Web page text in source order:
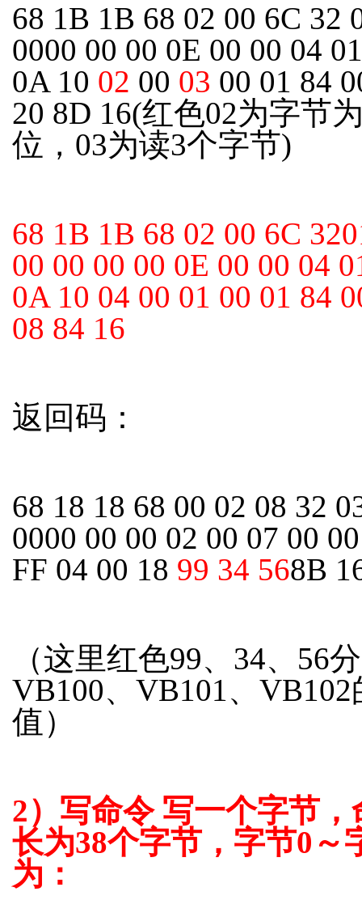
68 1B 1B 68 02 00 6C 32
0000 00 00 0E 00 00 04
0A 10 02 00 03 00 01 84
20 8D 16(红色02为字节
位，03为读3个字节)
68 1B 1B 68 02 00 6C
00 00 00 00 0E 00 00 04
0A 10 04 00 01 00 01 84
08 84 16
返回码：
68 18 18 68 00 02 08 32
0000 00 00 02 00 07 00
FF 04 00 18 99 34 568B
（这里红色99、34、56
VB100、VB101、VB102
值）
2）写命令 写一个字节，
长为38个字节，字节0 ～
为：